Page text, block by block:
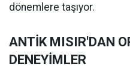
dönemlere taşıyor.
ANTİK MISIR'DAN
DENEYİMLER